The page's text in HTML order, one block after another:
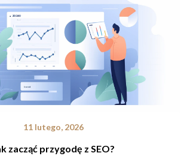
11 lutego, 2026
zacząć przygodę z SEO?